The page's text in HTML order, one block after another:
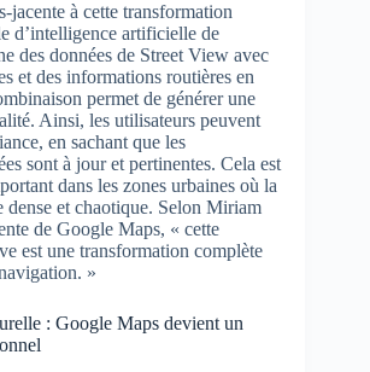
jacente à cette transformation
d’intelligence artificielle de
des données de Street View avec
et des informations routières en
permet de générer une
Ainsi, les utilisateurs peuvent
en sachant que les
sont à jour et pertinentes. Cela est
dans les zones urbaines où la
dense et chaotique. Selon Miriam
de Google Maps, « cette
est une transformation complète
»
: Google Maps devient un